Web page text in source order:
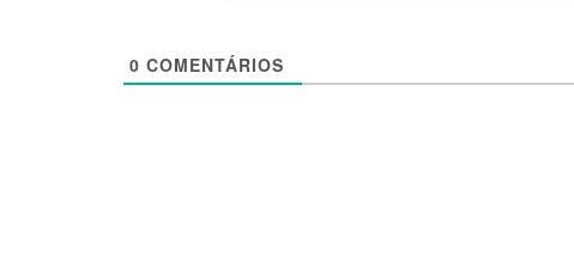
0 COMENTÁRIOS